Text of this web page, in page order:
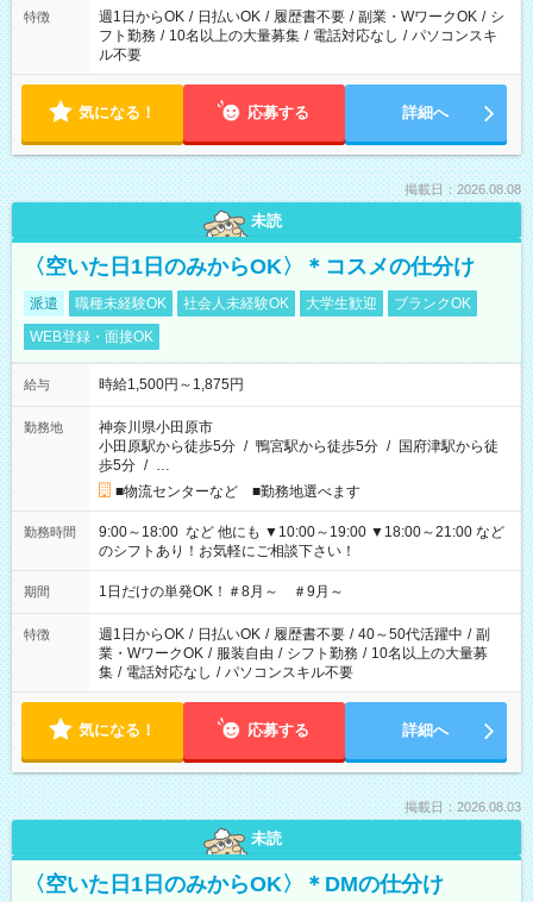
ください！
特徴 週1日からOK / 日払いOK / 履歴書不要 / 副業・WワークOK / シ
フト勤務 / 10名以上の大量募集 / 電話対応なし / パソコンスキ
ル不要
気になる！ 応募する 詳細へ
掲載日：2026.08.08
未読
〈空いた日1日のみからOK〉＊コスメの仕分け
派遣 職種未経験OK 社会人未経験OK 大学生歓迎
ブランクOK
WEB登録・面接OK
給与 時給1,500円～1,875円
勤務地
神奈川県小田原市
小田原駅から徒歩5分 / 鴨宮駅から徒歩5分 / 国府津駅から徒
歩5分 / …
■物流センターなど ■勤務地選べます
勤務時間
9:00～18:00 など 他にも ▼10:00～19:00 ▼18:00～21:00 など
のシフトあり！お気軽にご相談下さい！
期間 1日だけの単発OK！＃8月～ ＃9月～
特徴 週1日からOK / 日払いOK / 履歴書不要 / 40～50代活躍中 / 副
業・WワークOK / 服装自由 / シフト勤務 / 10名以上の大量募
集 / 電話対応なし / パソコンスキル不要
気になる！ 応募する 詳細へ
掲載日：2026.08.03
未読
〈空いた日1日のみからOK〉＊DMの仕分け